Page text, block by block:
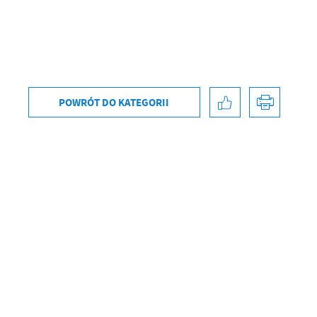
POWRÓT DO KATEGORII